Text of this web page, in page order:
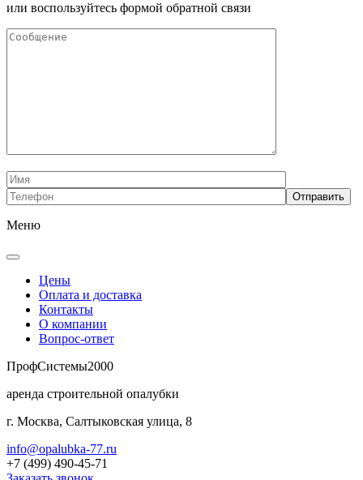
или воспользуйтесь формой обратной связи
Меню
Цены
Оплата и доставка
Контакты
О компании
Вопрос-ответ
ПрофСистемы2000
аренда строительной опалубки
г. Москва, Салтыковская улица, 8
info@opalubka-77.ru
+7 (499) 490-45-71